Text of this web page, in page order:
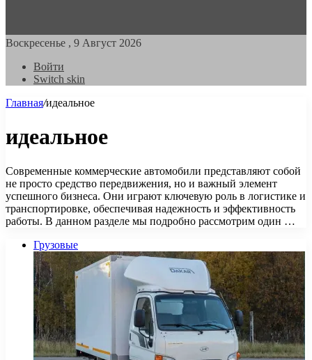
Воскресенье , 9 Август 2026
Войти
Switch skin
Главная/идеальное
идеальное
Современные коммерческие автомобили представляют собой
не просто средство передвижения, но и важный элемент
успешного бизнеса. Они играют ключевую роль в логистике и
транспортировке, обеспечивая надежность и эффективность
работы. В данном разделе мы подробно рассмотрим один …
Грузовые